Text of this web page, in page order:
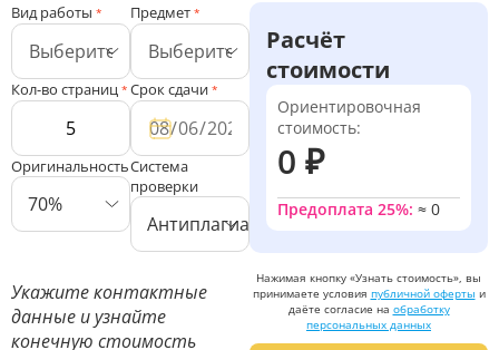
Вид работы * Предмет *
Кол-во страниц * Срок сдачи *
Оригинальность
70%
Система
проверки
Антиплагиат ВУЗ
Укажите контактные
данные и узнайте
конечную стоимость
Расчёт
стоимости
Ориентировочная
стоимость:
0 ₽
Предоплата 25%: ≈ 0
Нажимая кнопку «Узнать стоимость», вы
принимаете условия публичной оферты и
даёте согласие на обработку
персональных данных